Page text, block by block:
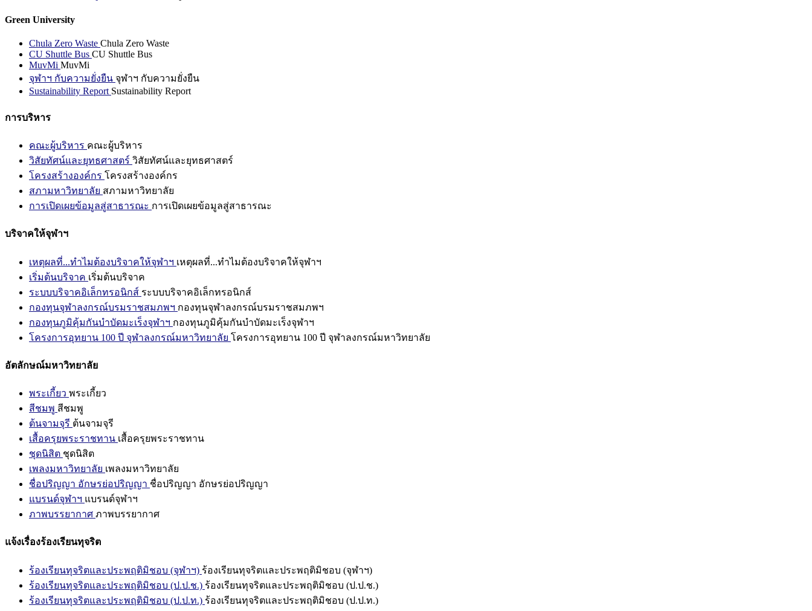
Green University
Chula Zero Waste Chula Zero Waste
CU Shuttle Bus CU Shuttle Bus
MuvMi MuvMi
จุฬาฯ กับความยั่งยืน จุฬาฯ กับความยั่งยืน
Sustainability Report Sustainability Report
การบริหาร
คณะผู้บริหาร คณะผู้บริหาร
วิสัยทัศน์และยุทธศาสตร์ วิสัยทัศน์และยุทธศาสตร์
โครงสร้างองค์กร โครงสร้างองค์กร
สภามหาวิทยาลัย สภามหาวิทยาลัย
การเปิดเผยข้อมูลสู่สาธารณะ การเปิดเผยข้อมูลสู่สาธารณะ
บริจาคให้จุฬาฯ
เหตุผลที่...ทำไมต้องบริจาคให้จุฬาฯ เหตุผลที่...ทำไมต้องบริจาคให้จุฬาฯ
เริ่มต้นบริจาค เริ่มต้นบริจาค
ระบบบริจาคอิเล็กทรอนิกส์ ระบบบริจาคอิเล็กทรอนิกส์
กองทุนจุฬาลงกรณ์บรมราชสมภพฯ กองทุนจุฬาลงกรณ์บรมราชสมภพฯ
กองทุนภูมิคุ้มกันบำบัดมะเร็งจุฬาฯ กองทุนภูมิคุ้มกันบำบัดมะเร็งจุฬาฯ
โครงการอุทยาน 100 ปี จุฬาลงกรณ์มหาวิทยาลัย โครงการอุทยาน 100 ปี จุฬาลงกรณ์มหาวิทยาลัย
อัตลักษณ์มหาวิทยาลัย
พระเกี้ยว พระเกี้ยว
สีชมพู สีชมพู
ต้นจามจุรี ต้นจามจุรี
เสื้อครุยพระราชทาน เสื้อครุยพระราชทาน
ชุดนิสิต ชุดนิสิต
เพลงมหาวิทยาลัย เพลงมหาวิทยาลัย
ชื่อปริญญา อักษรย่อปริญญา ชื่อปริญญา อักษรย่อปริญญา
แบรนด์จุฬาฯ แบรนด์จุฬาฯ
ภาพบรรยากาศ ภาพบรรยากาศ
แจ้งเรื่องร้องเรียนทุจริต
ร้องเรียนทุจริตและประพฤติมิชอบ (จุฬาฯ) ร้องเรียนทุจริตและประพฤติมิชอบ (จุฬาฯ)
ร้องเรียนทุจริตและประพฤติมิชอบ (ป.ป.ช.) ร้องเรียนทุจริตและประพฤติมิชอบ (ป.ป.ช.)
ร้องเรียนทุจริตและประพฤติมิชอบ (ป.ป.ท.) ร้องเรียนทุจริตและประพฤติมิชอบ (ป.ป.ท.)